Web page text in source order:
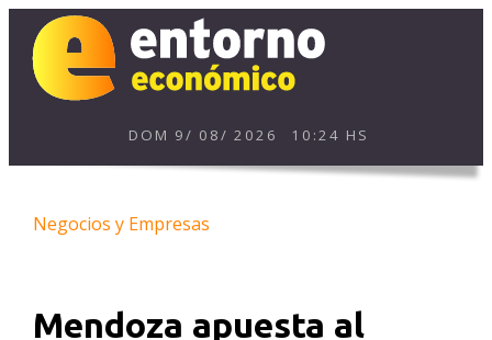
DOM 9/ 08/ 2026 10:24 HS
Negocios y Empresas
Mendoza apuesta al